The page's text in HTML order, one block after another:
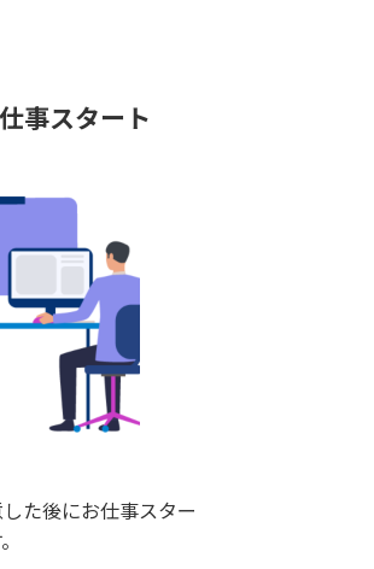
事スタート
た後にお仕事スター